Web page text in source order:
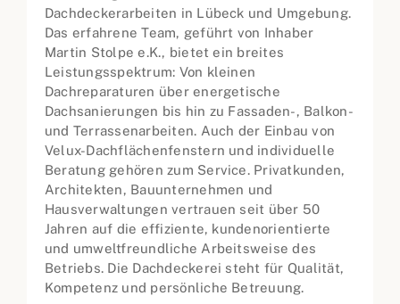
Dachdeckerarbeiten in Lübeck und Umgebung.
Das erfahrene Team, geführt von Inhaber
Martin Stolpe e.K., bietet ein breites
Leistungsspektrum: Von kleinen
Dachreparaturen über energetische
Dachsanierungen bis hin zu Fassaden-, Balkon-
und Terrassenarbeiten. Auch der Einbau von
Velux-Dachflächenfenstern und individuelle
Beratung gehören zum Service. Privatkunden,
Architekten, Bauunternehmen und
Hausverwaltungen vertrauen seit über 50
Jahren auf die effiziente, kundenorientierte
und umweltfreundliche Arbeitsweise des
Betriebs. Die Dachdeckerei steht für Qualität,
Kompetenz und persönliche Betreuung.